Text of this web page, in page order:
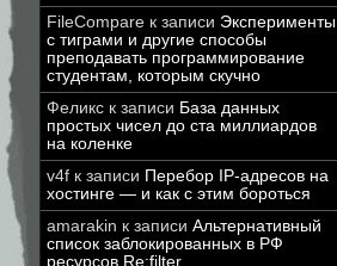
FileCompare к записи Эксперименты
с тиграми и другие способы
преподавать программирование
студентам, которым скучно
Феликс к записи База данных
простых чисел до ста миллиардов
на коленке
v4f к записи Перебор IP-адресов на
хостинге — и как с этим бороться
amarakin к записи Альтернативный
список заблокированных в РФ
ресурсов Re:filter